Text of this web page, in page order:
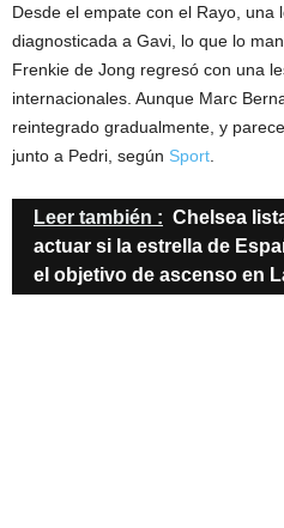
Desde el empate con el Rayo, una
diagnosticada a Gavi, lo que lo
Frenkie de Jong regresó con una
internacionales. Aunque Marc
reintegrado gradualmente, y
junto a Pedri, según Sport
Leer también : Chelsea
actuar si la estrella de
el objetivo de ascenso en